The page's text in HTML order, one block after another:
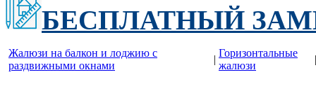
БЕСПЛАТНЫЙ
Жалюзи на балкон и лоджию c
раздвижными окнами
|
Горизонтальные
жалюзи
|